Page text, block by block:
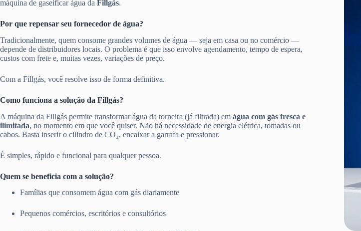
máquina de gaseificar água da Fillgás.
Por que repensar seu fornecedor de água?
Tradicionalmente, quem consome grandes volumes de água — seja em casa ou no comércio —
depende de distribuidores locais. O problema é que isso envolve agendamento, tempo de espera,
custos com frete e, muitas vezes, variações de preço.
Com a Fillgás, você resolve isso de forma definitiva.
Como funciona a solução da Fillgás?
A máquina da Fillgás permite transformar água da torneira (já filtrada) em água com gás fresca e
ilimitada, no momento em que você quiser. Não há necessidade de energia elétrica, tomadas ou
cabos. Basta inserir o cilindro de CO₂, encaixar a garrafa e pressionar.
É simples, rápido e funcional para qualquer pessoa.
Quem se beneficia com a solução?
Famílias que consomem água com gás diariamente
Pequenos comércios, escritórios e consultórios